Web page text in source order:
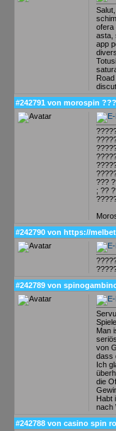
ofera
asta,
app
#242791 von morospin
???
; ??
#242790 von https://
#242789 von
Man
von
dass
Ich
die
Habt
nach
#242788 von casino spin